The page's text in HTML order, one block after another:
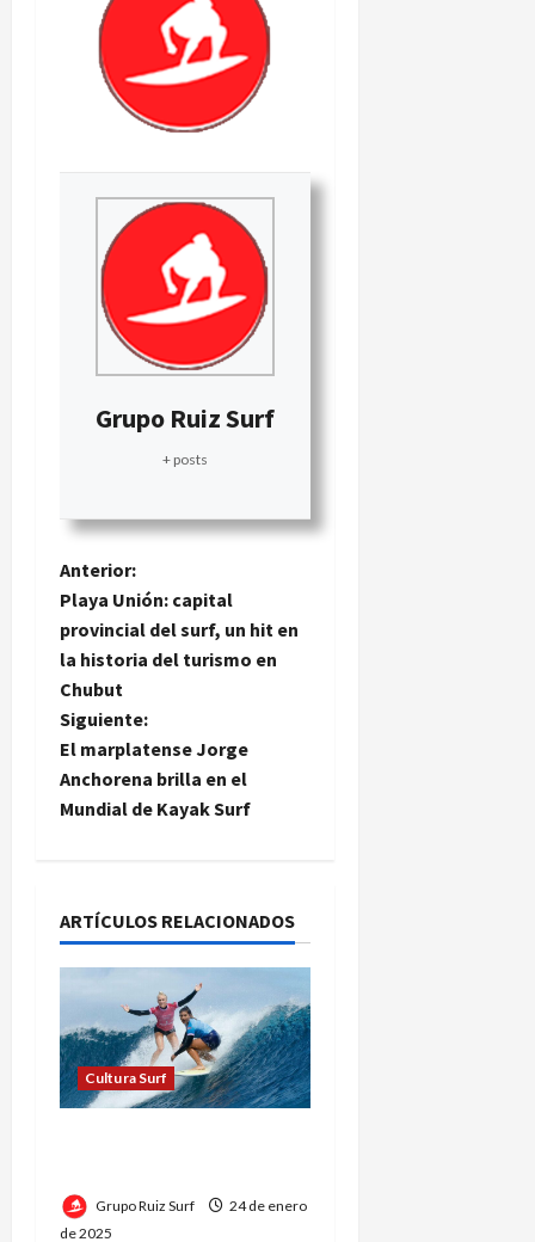
Grupo Ruiz Surf
+ posts
N
a
v
e
g
a
i
ó
n
d
n
Anterior:
Playa Unión: capital
provincial del surf, un hit en
la historia del turismo en
Chubut
Siguiente:
El marplatense Jorge
Anchorena brilla en el
Mundial de Kayak Surf
ARTÍCULOS RELACIONADOS
Cultura Surf
Grupo Ruiz Surf
24 de enero
de 2025